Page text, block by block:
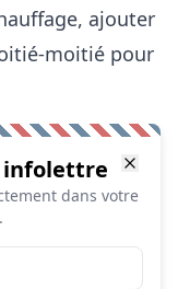
ajouter
moitié pour
infolettre
dans votre